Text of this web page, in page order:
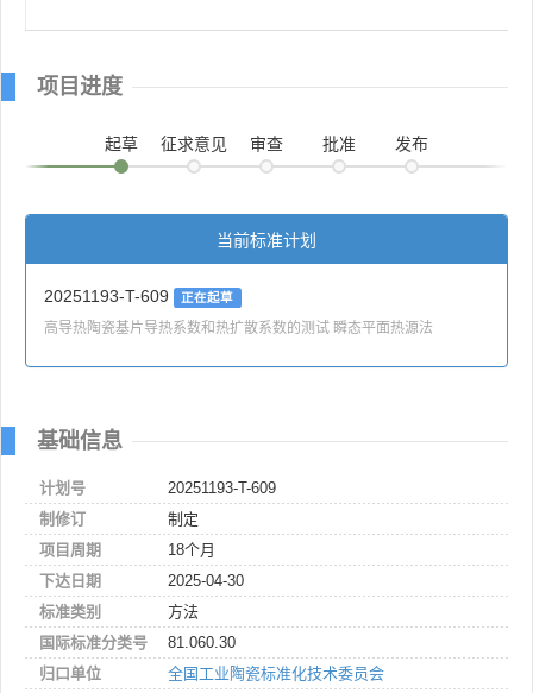
项目进度
起草 征求意见 审查 批准 发布
当前标准计划
20251193-T-609 正在起草
高导热陶瓷基片导热系数和热扩散系数的测试 瞬态平面热源法
基础信息
计划号
20251193-T-609
制修订
制定
项目周期
18个月
下达日期
2025-04-30
标准类别
方法
国际标准分类号
81.060.30
归口单位
全国工业陶瓷标准化技术委员会